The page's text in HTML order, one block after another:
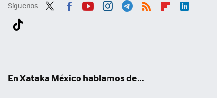
Síguenos
En Xataka México hablamos de...